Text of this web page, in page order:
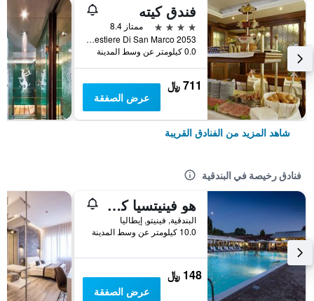
فندق كيته
4 نجوم
ممتاز 8.4
Sestiere Di San Marco 2053, البندقية, فينيتو, إيطاليا
0.0 كيلومتر عن وسط المدينة
711 ﷼
عرض الصفقة
شاهد المزيد من الفنادق القريبة
فنادق رخيصة في البندقية
هو فينيتسيا كامبنج إن تاون
البندقية, فينيتو, إيطاليا
10.0 كيلومتر عن وسط المدينة
148 ﷼
عرض الصفقة